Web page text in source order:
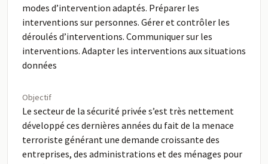
modes d’intervention adaptés. Préparer les
interventions sur personnes. Gérer et contrôler les
déroulés d’interventions. Communiquer sur les
interventions. Adapter les interventions aux situations
données
Objectif
Le secteur de la sécurité privée s’est très nettement
développé ces dernières années du fait de la menace
terroriste générant une demande croissante des
entreprises, des administrations et des ménages pour